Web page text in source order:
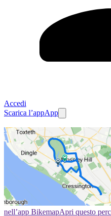
Accedi
Scarica l’appApp
nell’app BikemapApri questo